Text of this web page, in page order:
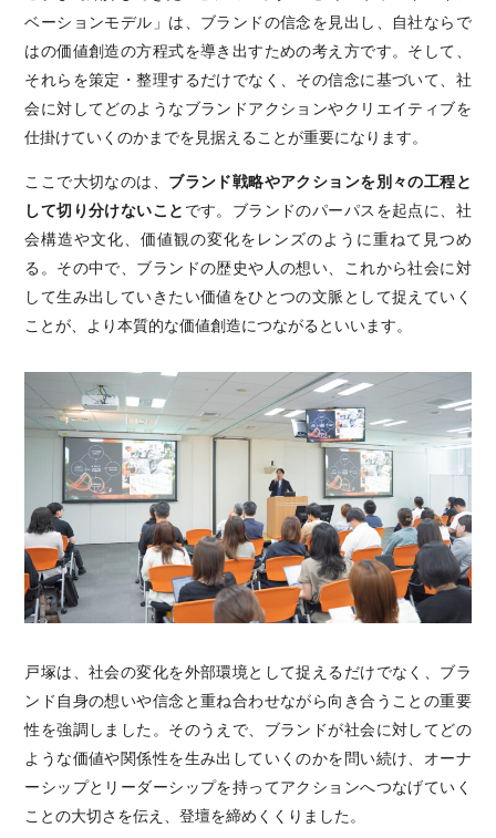
ベーションモデル」は、ブランドの信念を見出し、自社ならで
はの価値創造の方程式を導き出すための考え方です。そして、
それらを策定・整理するだけでなく、その信念に基づいて、社
会に対してどのようなブランドアクションやクリエイティブを
仕掛けていくのかまでを見据えることが重要になります。
ここで大切なのは、 ブランド戦略やアクションを別々の工程と
して切り分けないこと です。ブランドのパーパスを起点に、社
会構造や文化、価値観の変化をレンズのように重ねて見つめ
る。その中で、ブランドの歴史や人の想い、これから社会に対
して生み出していきたい価値をひとつの文脈として捉えていく
ことが、より本質的な価値創造につながるといいます。
戸塚は、社会の変化を外部環境として捉えるだけでなく、ブラ
ンド自身の想いや信念と重ね合わせながら向き合うことの重要
性を強調しました。そのうえで、ブランドが社会に対してどの
ような価値や関係性を生み出していくのかを問い続け、オーナ
ーシップとリーダーシップを持ってアクションへつなげていく
ことの大切さを伝え、登壇を締めくくりました。